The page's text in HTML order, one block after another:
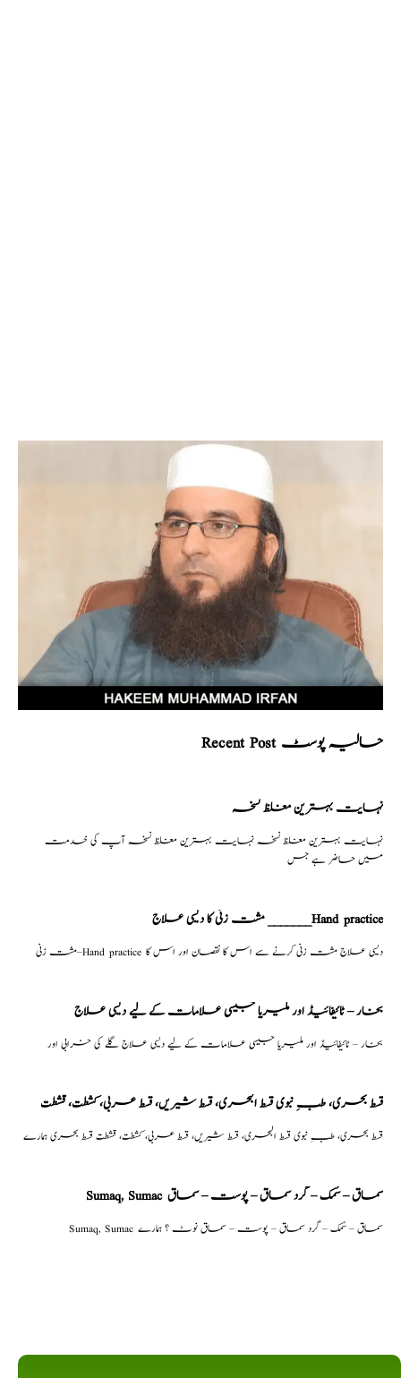
Recent Post حالیہ پوسٹ
نہایت بہترین مغلظ نسخہ
نہایت بہترین مغلظ نسخہ نہایت بہترین مغلظ نسخہ آپ کی خدمت
میں حاضر ہے جس
مشت زنی کا دیسی علاج _______Hand practice
مشت زنی–Hand practice دیسی علاج مشت زنی کرنے سے اس کا نقصان اور اس کا
بخار – ٹائیفائیڈ اور ملیریا جیسی علامات کے لیے دیسی علاج
بخار – ٹائیفائیڈ اور ملیریا جیسی علامات کے لیے دیسی علاج گلے کی خرابی اور
قسط بحری، طبِ نبوی قسط البحری، قسط شیریں، قسط عربی، كشطت، قشطت
قسط بحری، طبِ نبوی قسط البحری، قسط شیریں، قسط عربی، كشطت، قشطت قسط بحری ہمارے
Sumaq, Sumac سماق – سُمک – گرد سماق – پوست – سماق
Sumaq, Sumac سماق – سُمک – گرد سماق – پوست – سماق نوٹ ؟ ہمارے